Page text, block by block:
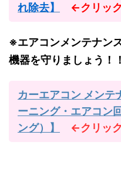
れ除去】
←クリック
※エアコンメンテナン
機器を守りましょう！！
カーエアコン メンテ
ーニング・エアコン
ング）】
←クリック